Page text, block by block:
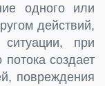
одного или
действий,
при
создает
повреждения